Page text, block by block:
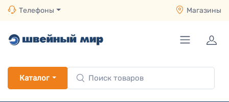
Телефоны Магазины
Каталог